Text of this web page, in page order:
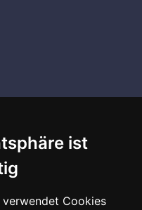
ist
verwendet Cookies